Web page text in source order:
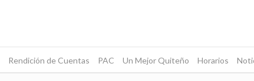
Rendición de Cuentas PAC Un Mejor Quiteño Horarios